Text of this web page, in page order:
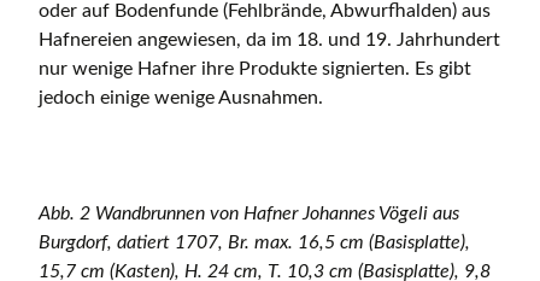
oder auf Bodenfunde (Fehlbrände, Abwurfhalden) aus
Hafnereien angewiesen, da im 18. und 19. Jahrhundert
nur wenige Hafner ihre Produkte signierten. Es gibt
jedoch einige wenige Ausnahmen.
Abb. 2 Wandbrunnen von Hafner Johannes Vögeli aus
Burgdorf, datiert 1707, Br. max. 16,5 cm (Basisplatte),
15,7 cm (Kasten), H. 24 cm, T. 10,3 cm (Basisplatte), 9,8